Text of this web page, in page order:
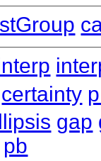
certainty
gap
pb